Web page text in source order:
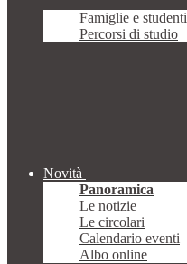
Famiglie e studenti
Percorsi di studio
Novità
Panoramica
Le notizie
Le circolari
Calendario eventi
Albo online